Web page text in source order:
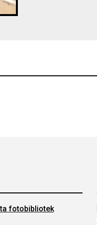
fotobibliotek